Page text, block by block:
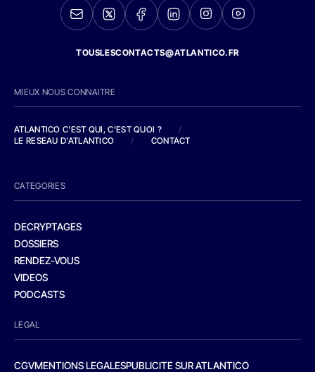
TOUSLESCONTACTS@ATLANTICO.FR
MIEUX NOUS CONNAITRE
ATLANTICO C'EST QUI, C'EST QUOI ?
/
LE RESEAU D'ATLANTICO
/ CONTACT
CATEGORIES
DECRYPTAGES
DOSSIERS
RENDEZ-VOUS
VIDEOS
PODCASTS
LEGAL
CGVMENTIONS LEGALESPUBLICITE SUR ATLANTICO